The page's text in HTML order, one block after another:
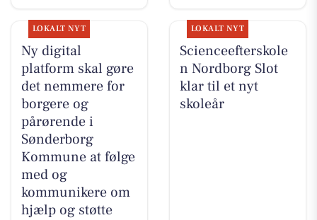
LOKALT NYT
Ny digital
platform skal gøre
det nemmere for
borgere og
pårørende i
Sønderborg
Kommune at følge
med og
kommunikere om
hjælp og støtte
LOKALT NYT
Scienceefterskole
n Nordborg Slot
klar til et nyt
skoleår